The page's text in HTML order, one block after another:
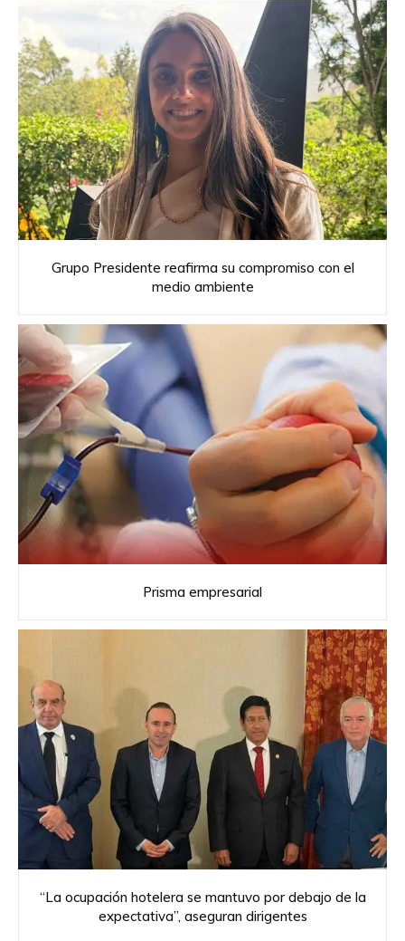
Grupo Presidente reafirma su compromiso con el
medio ambiente
Prisma empresarial
“La ocupación hotelera se mantuvo por debajo de la
expectativa”, aseguran dirigentes